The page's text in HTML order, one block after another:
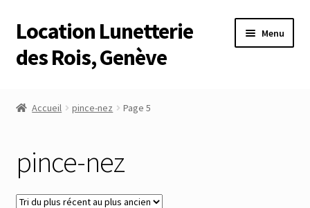
Aller
à
la
Aller
au
contenu
Location Lunetterie
des Rois, Genève
Menu
Commande
Compte
Accueil pince-nez Page 5
pince-nez